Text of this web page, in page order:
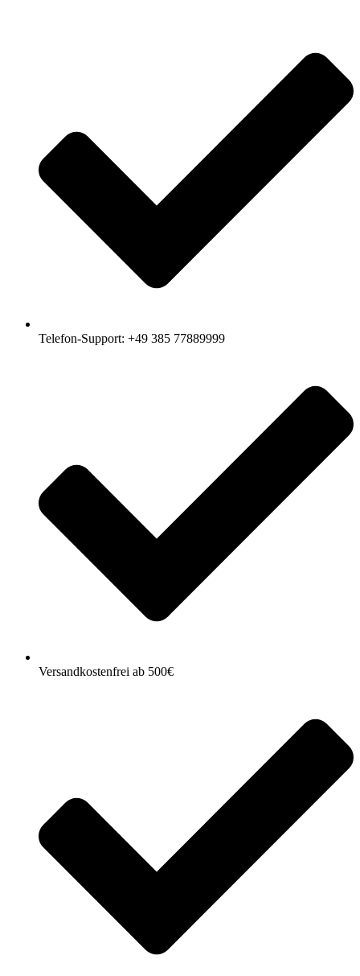
Telefon-Support: +49 385 77889999
Versandkostenfrei ab 500€